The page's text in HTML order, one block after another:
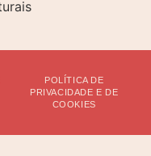
POLÍTICA DE
PRIVACIDADE E DE
COOKIES